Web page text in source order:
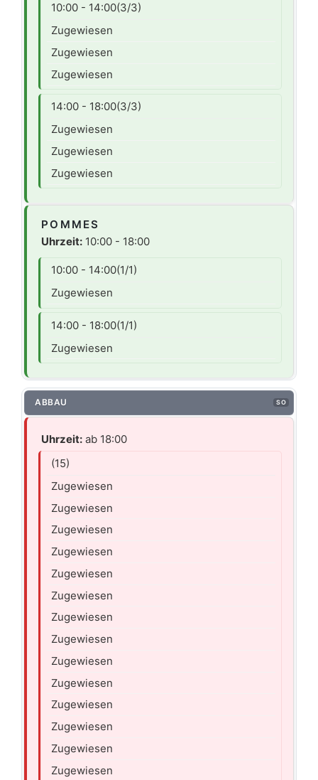
10:00 - 14:00(3/3)
Zugewiesen
Zugewiesen
Zugewiesen
14:00 - 18:00(3/3)
Zugewiesen
Zugewiesen
Zugewiesen
POMMES
Uhrzeit: 10:00 - 18:00
10:00 - 14:00(1/1)
Zugewiesen
14:00 - 18:00(1/1)
Zugewiesen
ABBAU SO
Uhrzeit: ab 18:00
(15)
Zugewiesen
Zugewiesen
Zugewiesen
Zugewiesen
Zugewiesen
Zugewiesen
Zugewiesen
Zugewiesen
Zugewiesen
Zugewiesen
Zugewiesen
Zugewiesen
Zugewiesen
Zugewiesen